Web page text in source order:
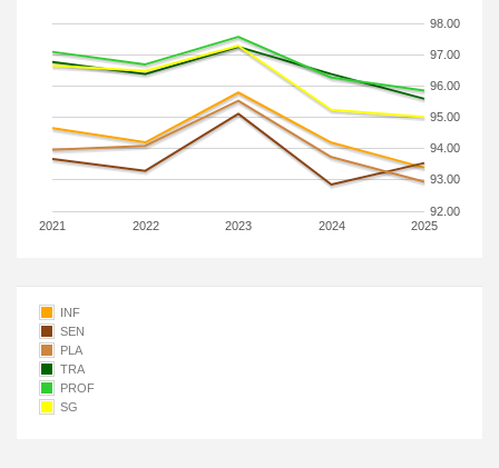
2021 2022 2023 2024 2025
92.00
93.00
94.00
95.00
96.00
97.00
98.00
INF
SEN
PLA
TRA
PROF
SG